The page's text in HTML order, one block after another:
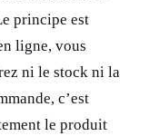
principe est
ligne, vous
ni le stock ni la
c’est
le produit